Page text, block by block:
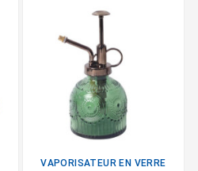
VAPORISATEUR EN VERRE